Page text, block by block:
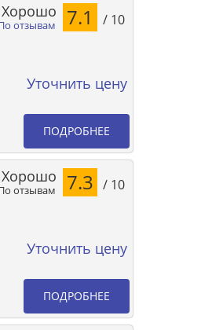
отзывам
Хорошо 7.1 / 10
Уточнить цену
ПОДРОБНЕЕ
отзывам
Хорошо 7.3 / 10
Уточнить цену
ПОДРОБНЕЕ